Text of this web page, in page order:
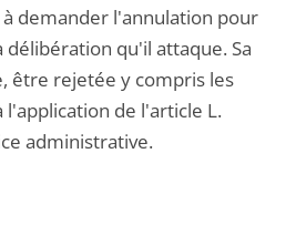
à demander l'annulation pour
délibération qu'il attaque. Sa
être rejetée y compris les
l'application de l'article L.
administrative.